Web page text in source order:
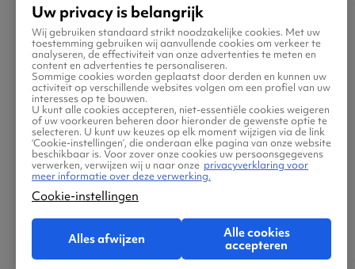
hebben. Bezoek de wijk Manhattan en ga
naar het Vrijheidsbeeld in de haven.
Uiteraard mag je ook het Empire State
Building niet missen en moet je een
bezoek gebracht hebben aan Times
Square. Ga daar naar Broadway om
gewoon rond te wandelen of om één van
de vele mooie shows te bezoeken. Even
tot rust komen of juist actief bezig zijn?
Ga dan naar Central Park waar je heerlijk
doorheen wandelt of waar je deelneemt
aan één van de vele sportactiviteiten. ​
Uw privacy is belangrijk
Wij gebruiken standaard strikt noodzakelijke cookies. Met uw
toestemming gebruiken wij aanvullende cookies om verkeer te
analyseren, de effectiviteit van onze advertenties te meten en
content en advertenties te personaliseren.
Sommige cookies worden geplaatst door derden en kunnen uw
activiteit op verschillende websites volgen om een profiel van uw
interesses op te bouwen.
U kunt alle cookies accepteren, niet-essentiële cookies weigeren
of uw voorkeuren beheren door hieronder de gewenste optie te
selecteren. U kunt uw keuzes op elk moment wijzigen via de link
‘Cookie-instellingen’, die onderaan elke pagina van onze website
beschikbaar is. Voor zover onze cookies uw persoonsgegevens
verwerken, verwijzen wij u naar onze privacyverklaring voor
meer informatie over deze verwerking.
Cookie-instellingen
Alles afwijzen
Alle cookies
accepteren